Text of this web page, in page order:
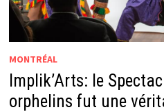
MONTRÉAL
Implik’Arts: le
orphelins fut une